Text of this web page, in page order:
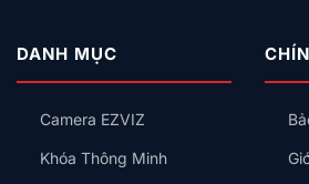
Bluetooth IR
hình mà còn là trung tâm điều
DANH MỤC
Camera EZVIZ
Khóa Thông Minh